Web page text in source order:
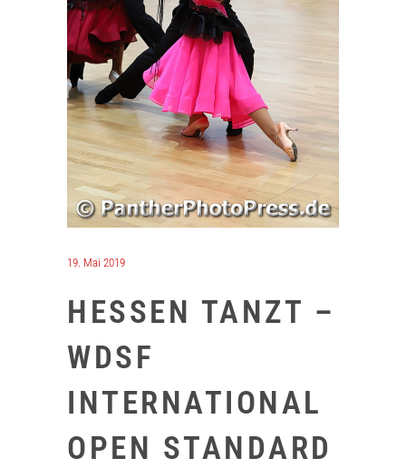
19. Mai 2019
HESSEN TANZT –
WDSF
INTERNATIONAL
OPEN STANDARD